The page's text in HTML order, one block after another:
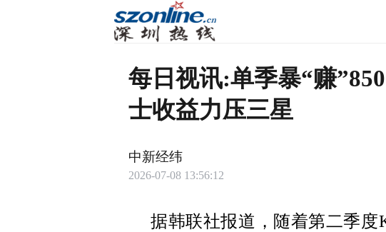
每日视讯:单季暴“赚
士收益力压三星
中新经纬
2026-07-08 13:56:12
据韩联社报道，随着第二季度